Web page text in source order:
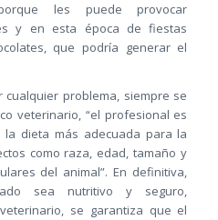
les puede provocar
y en esta época de fiestas
que podría generar el
problema, siempre se
veterinario, “el profesional es
dieta más adecuada para la
como raza, edad, tamaño y
del animal”. En definitiva,
sea nutritivo y seguro,
se garantiza que el